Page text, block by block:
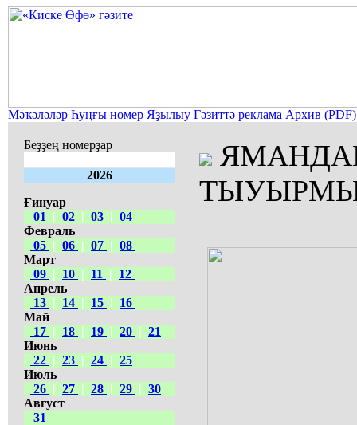
Мәҡәләләр Һуңғы номер Яҙылыу Гәзиттә реклама Архив (PDF)
Беҙҙең номерҙар
2026
Ғинуар
01
| 02 | 03 | 04
Февраль
05 | 06 | 07 | 08
Март
09 | 10 | 11 |
12
Апрель
13 | 14 | 15 |
16
Май
17 | 18 | 19 | 20 | 21
Июнь
22 | 23 | 24 | 25
Июль
26 | 27 | 28 | 29 | 30
Август
31